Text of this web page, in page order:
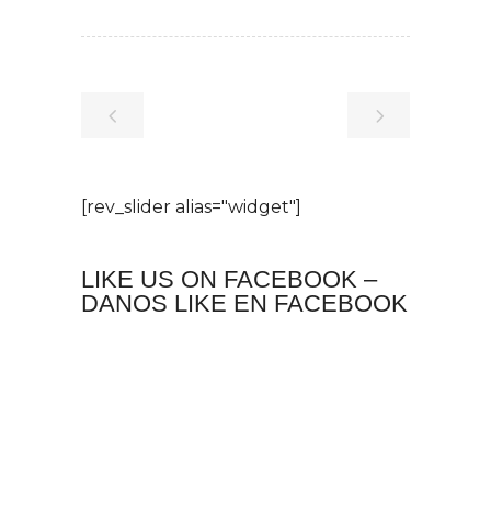
[rev_slider alias="widget"]
LIKE US ON FACEBOOK –
DANOS LIKE EN FACEBOOK